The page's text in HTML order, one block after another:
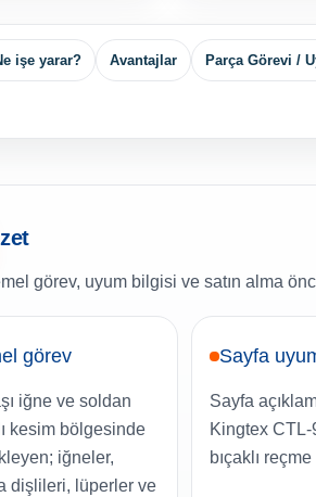
işe yarar? Avantajlar Parça Görevi /
görev, uyum bilgisi ve satın alma
görev
iğne ve soldan
kesim bölgesinde
iğneler,
dişlileri, lüperler ve
Sayfa
Sayfa
Kingtex
bıçaklı